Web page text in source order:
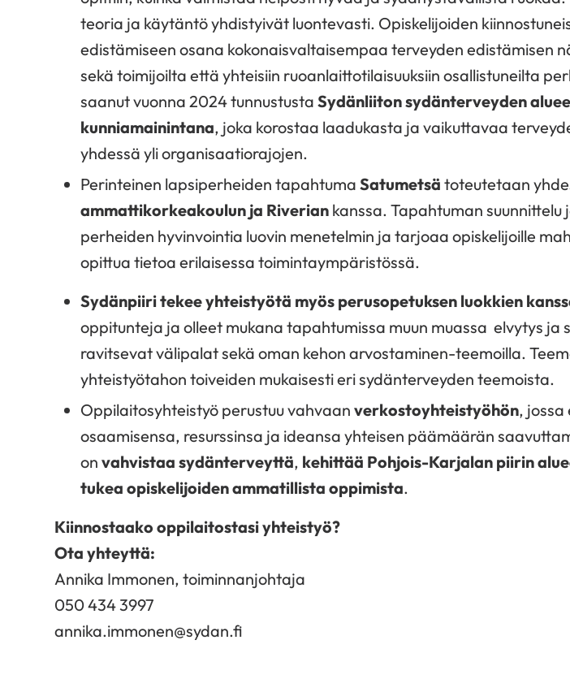
teoria ja käytäntö yhdistyivät luontevasti. Opiskelijoiden
edistämiseen osana kokonaisvaltaisempaa terveyden edistämisen
sekä toimijoilta että yhteisiin ruoanlaittotilaisuuksiin osallistuneilta
saanut vuonna 2024 tunnustustaSydänliiton sydänterveyden
kunniamainintana, joka korostaa laadukasta ja vaikuttavaa
yhdessä yli organisaatiorajojen.
Perinteinen lapsiperheiden tapahtumaSatumetsätoteutetaan
ammattikorkeakoulun ja Riverian kanssa. Tapahtuman suunnittelu
perheiden hyvinvointia luovin menetelmin ja tarjoaa opiskelijoille
opittua tietoa erilaisessa toimintaympäristössä.
Sydänpiiri tekee yhteistyötä myös perusopetuksen luokkien
oppitunteja ja olleet mukana tapahtumissa muun muassa elvytys ja
ravitsevat välipalat sekä oman kehon arvostaminen-teemoilla.
yhteistyötahon toiveiden mukaisesti eri sydänterveyden teemoista.
Oppilaitosyhteistyö perustuu vahvaanverkostoyhteistyöhön,
osaamisensa, resurssinsa ja ideansa yhteisen päämäärän
onvahvistaa sydänterveyttä, kehittää Pohjois-Karjalan piirin
tukea opiskelijoiden ammatillista oppimista.
Kiinnostaako oppilaitostasi yhteistyö?
Ota yhteyttä:
Annika Immonen, toiminnanjohtaja
050 434 3997
annika.immonen@sydan.fi